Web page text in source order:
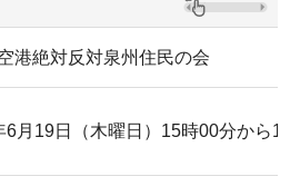
港絶対反対泉州住民の会
6月19日（木曜日）15時00分から16